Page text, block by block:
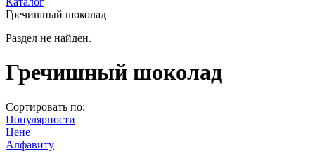
Гречишный шоколад
Раздел не найден.
Гречишный шоколад
Сортировать по:
Популярности
Цене
Алфавиту